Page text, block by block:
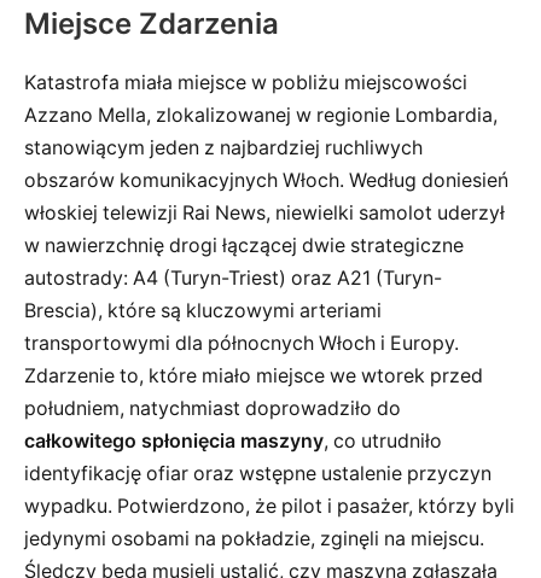
Miejsce Zdarzenia
Katastrofa miała miejsce w pobliżu miejscowości
Azzano Mella, zlokalizowanej w regionie Lombardia,
stanowiącym jeden z najbardziej ruchliwych
obszarów komunikacyjnych Włoch. Według doniesień
włoskiej telewizji Rai News, niewielki samolot uderzył
w nawierzchnię drogi łączącej dwie strategiczne
autostrady: A4 (Turyn-Triest) oraz A21 (Turyn-
Brescia), które są kluczowymi arteriami
transportowymi dla północnych Włoch i Europy.
Zdarzenie to, które miało miejsce we wtorek przed
południem, natychmiast doprowadziło do
całkowitego spłonięcia maszyny, co utrudniło
identyfikację ofiar oraz wstępne ustalenie przyczyn
wypadku. Potwierdzono, że pilot i pasażer, którzy byli
jedynymi osobami na pokładzie, zginęli na miejscu.
Śledczy będą musieli ustalić, czy maszyna zgłaszała